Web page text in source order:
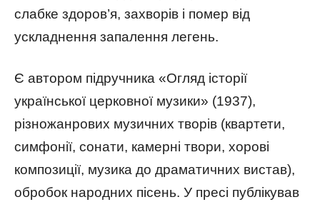
слабке здоров’я, захворів і помер від
ускладнення запалення легень.
Є автором підручника «Огляд історії
української церковної музики» (1937),
різножанрових музичних творів (квартети,
симфонії, сонати, камерні твори, хорові
композиції, музика до драматичних вистав),
обробок народних пісень. У пресі публікував